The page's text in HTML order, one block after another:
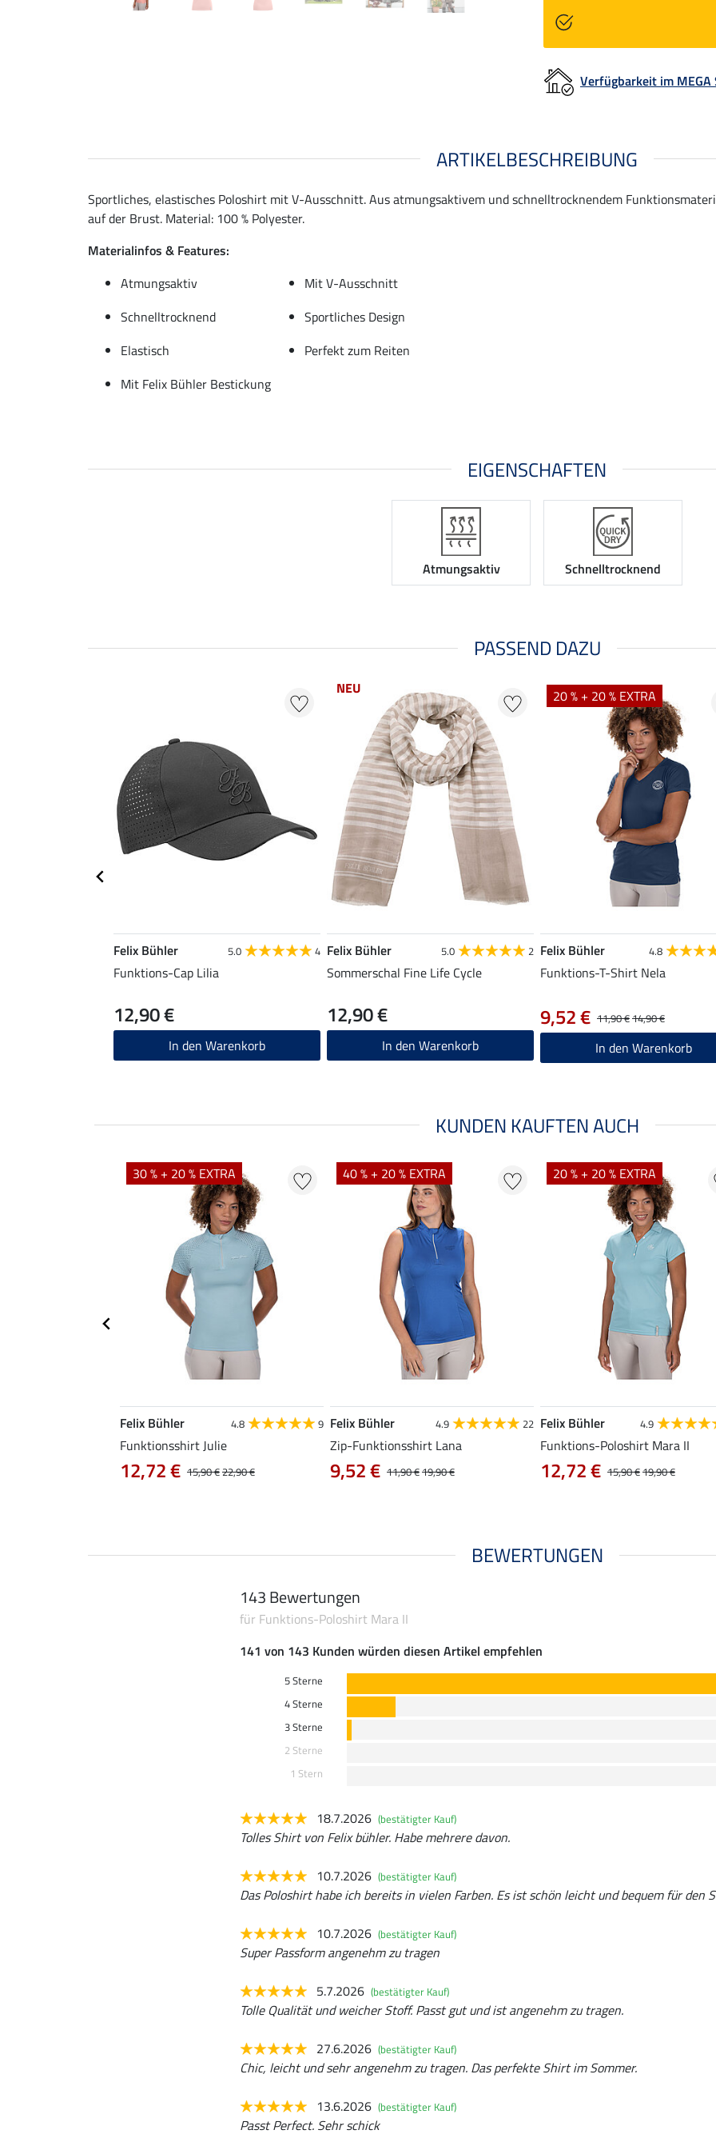
Verfügbarkeit im MEGA
ARTIKELBESCHREIBUNG
Sportliches, elastisches Poloshirt mit V-Ausschnitt. Aus atmungsaktivem und schnelltrocknendem
auf der Brust. Material: 100 % Polyester.
Materialinfos & Features:
Atmungsaktiv
Mit V-Ausschnitt
Schnelltrocknend
Sportliches Design
Elastisch
Perfekt zum Reiten
Mit Felix Bühler Bestickung
EIGENSCHAFTEN
Atmungsaktiv Schnelltrocknend
PASSEND DAZU
Felix Bühler 5.0 4
Funktions-Cap Lilia
12,90 €
In den Warenkorb
NEU
Felix Bühler 5.0 2
Sommerschal Fine Life Cycle
12,90 €
In den Warenkorb
20 % + 20 % EXTRA
Felix Bühler 4.8
Funktions-T-Shirt Nela
11,90 €14,90 €
9,52 €
In den Warenkorb
KUNDEN KAUFTEN AUCH
30 % + 20 % EXTRA
Felix Bühler 4.8 9
Funktionsshirt Julie
15,90 €22,90 €
12,72 €
40 % + 20 % EXTRA
Felix Bühler 4.9 22
Zip-Funktionsshirt Lana
11,90 €19,90 €
9,52 €
20 % + 20 % EXTRA
Felix Bühler 4.9
Funktions-Poloshirt Mara II
15,90 €19,90 €
12,72 €
BEWERTUNGEN
143 Bewertungen
für Funktions-Poloshirt Mara II
141 von 143 Kunden würden diesen Artikel empfehlen
5 Sterne
4 Sterne
3 Sterne
2 Sterne
1 Stern
18.7.2026 (bestätigter Kauf)
Tolles Shirt von Felix bühler. Habe mehrere davon.
10.7.2026 (bestätigter Kauf)
Das Poloshirt habe ich bereits in vielen Farben. Es ist schön leicht und bequem für den
10.7.2026 (bestätigter Kauf)
Super Passform angenehm zu tragen
5.7.2026 (bestätigter Kauf)
Tolle Qualität und weicher Stoff. Passt gut und ist angenehm zu tragen.
27.6.2026 (bestätigter Kauf)
Chic, leicht und sehr angenehm zu tragen. Das perfekte Shirt im Sommer.
13.6.2026 (bestätigter Kauf)
Passt Perfect. Sehr schick